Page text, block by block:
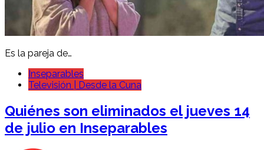
Es la pareja de…
Inseparables
Televisión | Desde la Cuna
Quiénes son eliminados el jueves 14
de julio en Inseparables